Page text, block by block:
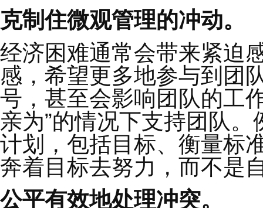
2 建立信任的文化环
如果说战略是种子，
着凛冽寒风追赶短期
长做好准备。
我们建议营造一个充
一切要从“头”做起。